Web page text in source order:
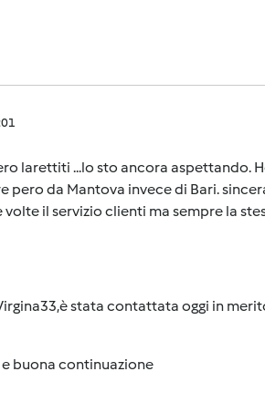
larettiti ...lo sto ancora aspettando.
pero da Mantova invece di Bari.
il servizio clienti ma sempre la
stata contattata oggi in
buona continuazione